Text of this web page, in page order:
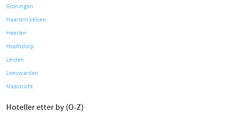
Groningen
Haarlem Velsen
Heerlen
Hoofddorp
Leiden
Leeuwarden
Maastricht
Hoteller etter by (O-Z)